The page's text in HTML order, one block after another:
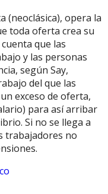
(neoclásica), opera la
toda oferta crea su
que las
y las personas
según Say,
del que las
exceso de oferta,
para así arribar
Si no se llega a
trabajadores no